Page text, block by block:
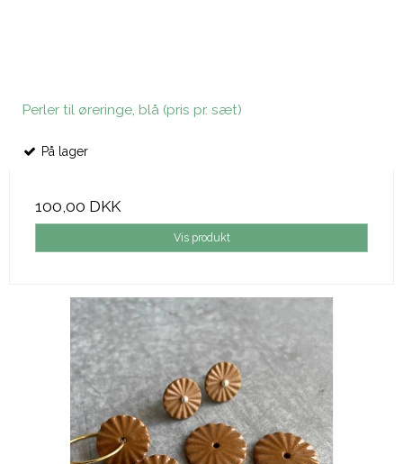
Perler til øreringe, blå (pris pr. sæt)
På lager
100,00 DKK
Vis produkt